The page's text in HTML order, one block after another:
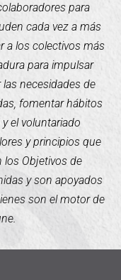
para
cada vez a más
a los colectivos más
para impulsar
necesidades de
fomentar hábitos
el voluntariado
y principios que
los Objetivos de
y son apoyados
son el motor de